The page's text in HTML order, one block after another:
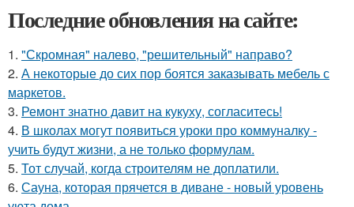
Последние обновления на сайте:
1. "Скромная" налево, "решительный" направо?
2. А некоторые до сих пор боятся заказывать мебель с
маркетов.
3. Ремонт знатно давит на кукуху, согласитесь!
4. В школах могут появиться уроки про коммуналку -
учить будут жизни, а не только формулам.
5. Тот случай, когда строителям не доплатили.
6. Сауна, которая прячется в диване - новый уровень